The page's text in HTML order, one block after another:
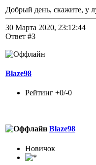
Добрый день, скажите, у
30 Марта 2020, 23:12:44
Ответ #3
Blaze98
Рейтинг +0/-0
Blaze98
Новичок